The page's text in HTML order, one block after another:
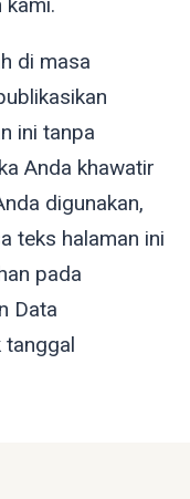
di masa
ini tanpa
Anda khawatir
digunakan,
teks halaman ini
pada
Data
tanggal